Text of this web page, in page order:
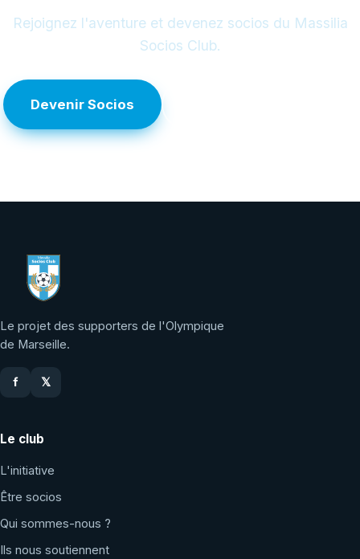
Rejoignez l'aventure et devenez socios du Massilia
Socios Club.
Devenir Socios
Le projet des supporters de l'Olympique
de Marseille.
f 𝕏
Le club
L'initiative
Être socios
Qui sommes-nous ?
Ils nous soutiennent